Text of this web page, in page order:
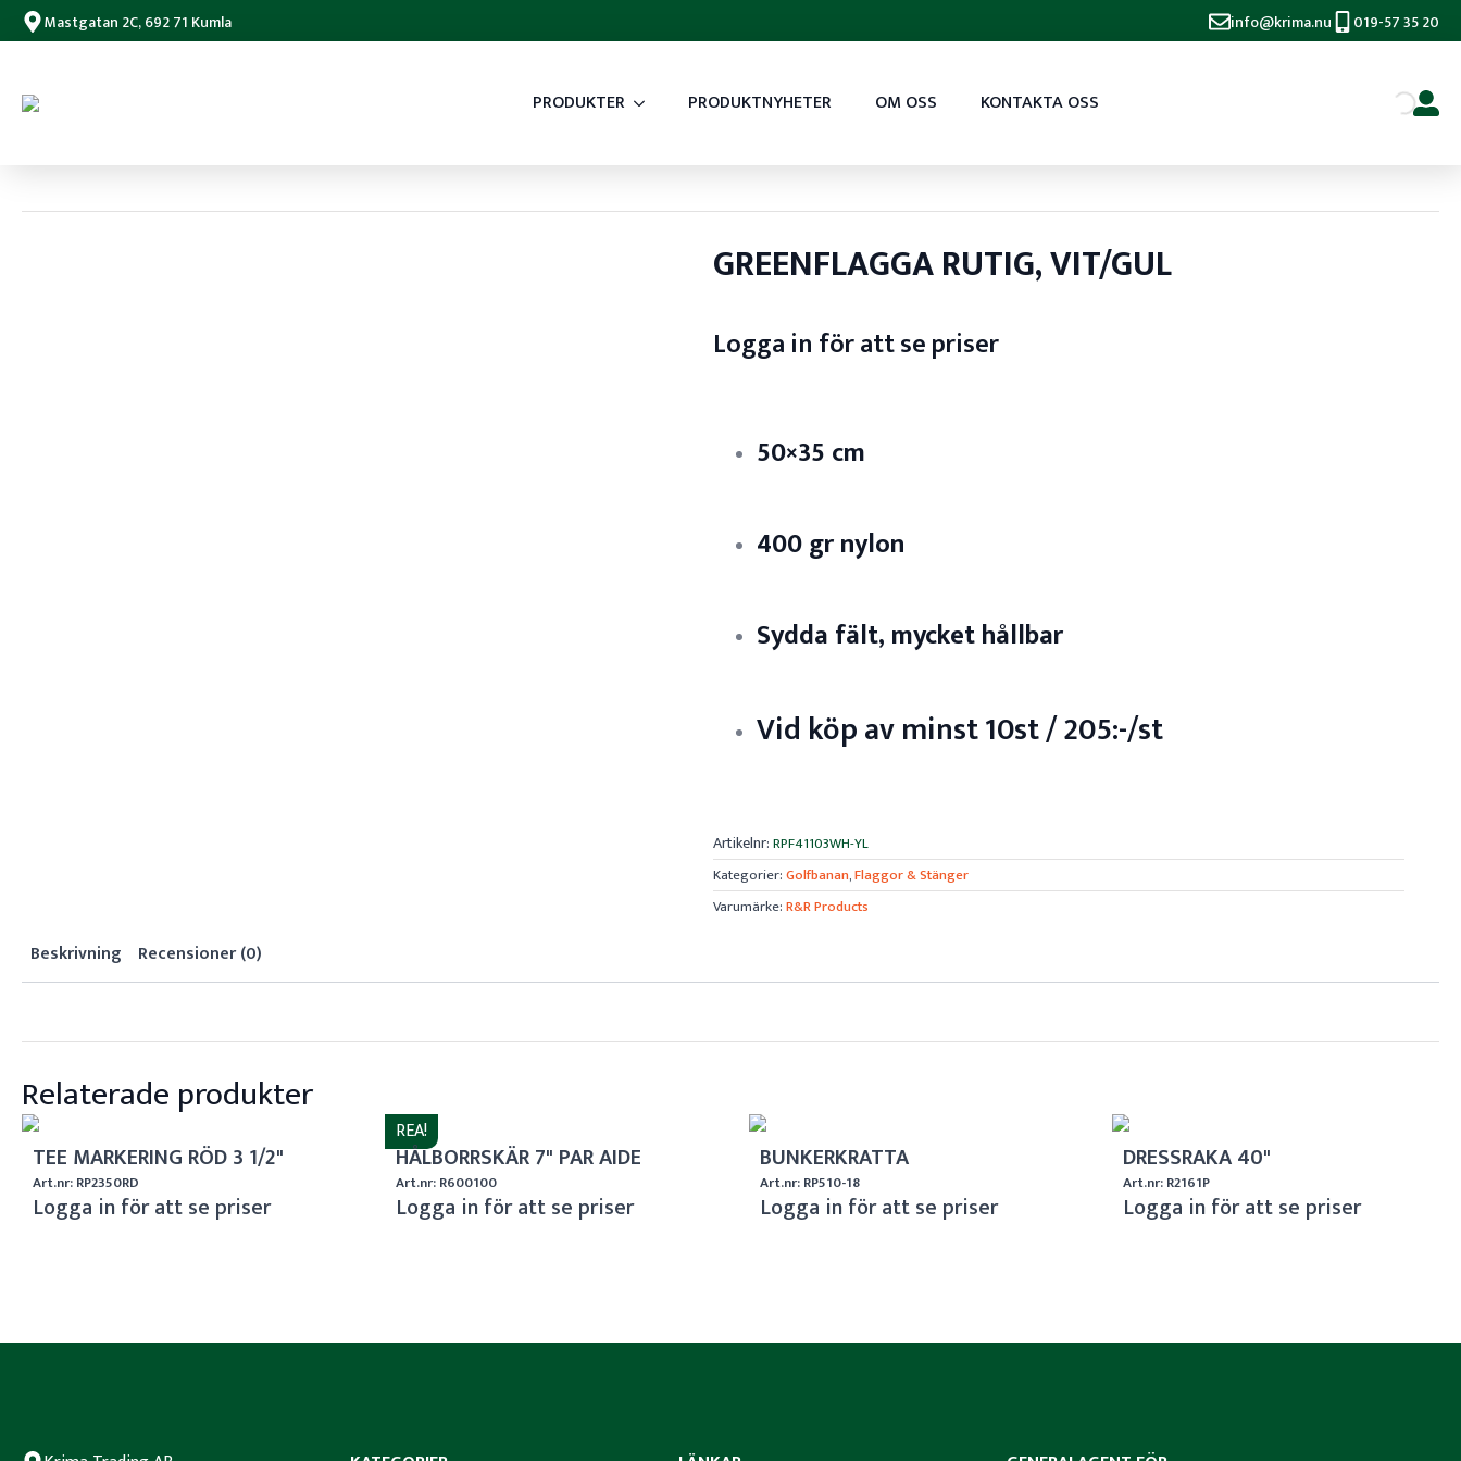
Mastgatan 2C, 692 71 Kumla info@krima.nu 019-57 35 20
PRODUKTER PRODUKTNYHETER OM OSS KONTAKTA OSS
GREENFLAGGA RUTIG, VIT/GUL
Logga in för att se priser
50×35 cm
400 gr nylon
Sydda fält, mycket hållbar
Vid köp av minst 10st / 205:-/st
Artikelnr:RPF41103WH-YL
Kategorier:Golfbanan,Flaggor & Stänger
Varumärke:R&R Products
Beskrivning Recensioner (0)
Relaterade produkter
TEE MARKERING RÖD 3 1/2"
Art.nr: RP2350RD
Logga in för att se priser
REA!
HÅLBORRSKÄR 7" PAR AIDE
Art.nr: R600100
Logga in för att se priser
BUNKERKRATTA
Art.nr: RP510-18
Logga in för att se priser
DRESSRAKA 40"
Art.nr: R2161P
Logga in för att se priser